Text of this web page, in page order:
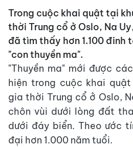
Trong cuộc khai quật tại
thời Trung cổ ở Oslo, Na
đã tìm thấy hơn 1.100 đinh
"con thuyền ma".
"Thuyền ma" mới được
hiện trong cuộc khai
gia thời Trung cổ ở Oslo,
chôn vùi dưới lòng đất
dưới đáy biển. Theo ước
đại hơn 1.000 năm tuổi.